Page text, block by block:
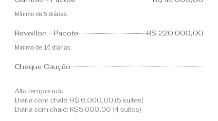
Mínimo de 5 diárias.
Reveillon - Pacote R$ 220.000,00
Mínimo de 10 diárias.
Cheque Caução
Alta temporada
Diária com chalé: R$ 6.000,00 (5 suítes)
Diária sem chalé: R$5.000,00 (4 suítes)